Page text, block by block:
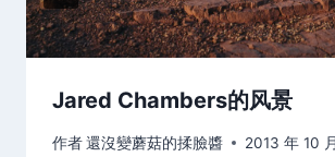
Jared Chambers的风景
作者還沒變蘑菇的揉臉醬 2013 年 10